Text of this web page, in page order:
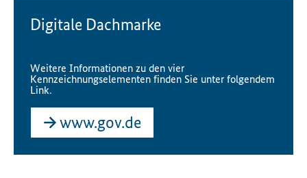
Digitale Dachmarke
Weitere Informationen zu den vier
Kennzeichnungselementen finden Sie unter folgendem
Link.
www.gov.de